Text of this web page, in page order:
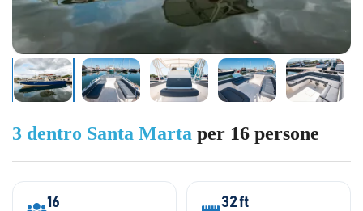
3 dentro Santa Marta per 16 persone
16 32 ft